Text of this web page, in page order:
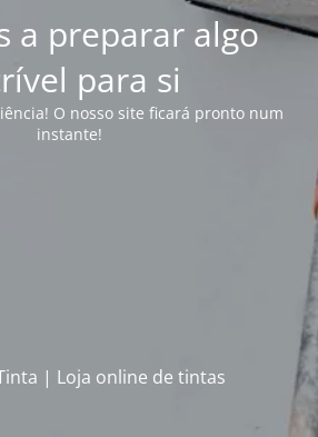
a preparar algo
para si
O nosso site ficará pronto num
instante!
| Loja online de tintas